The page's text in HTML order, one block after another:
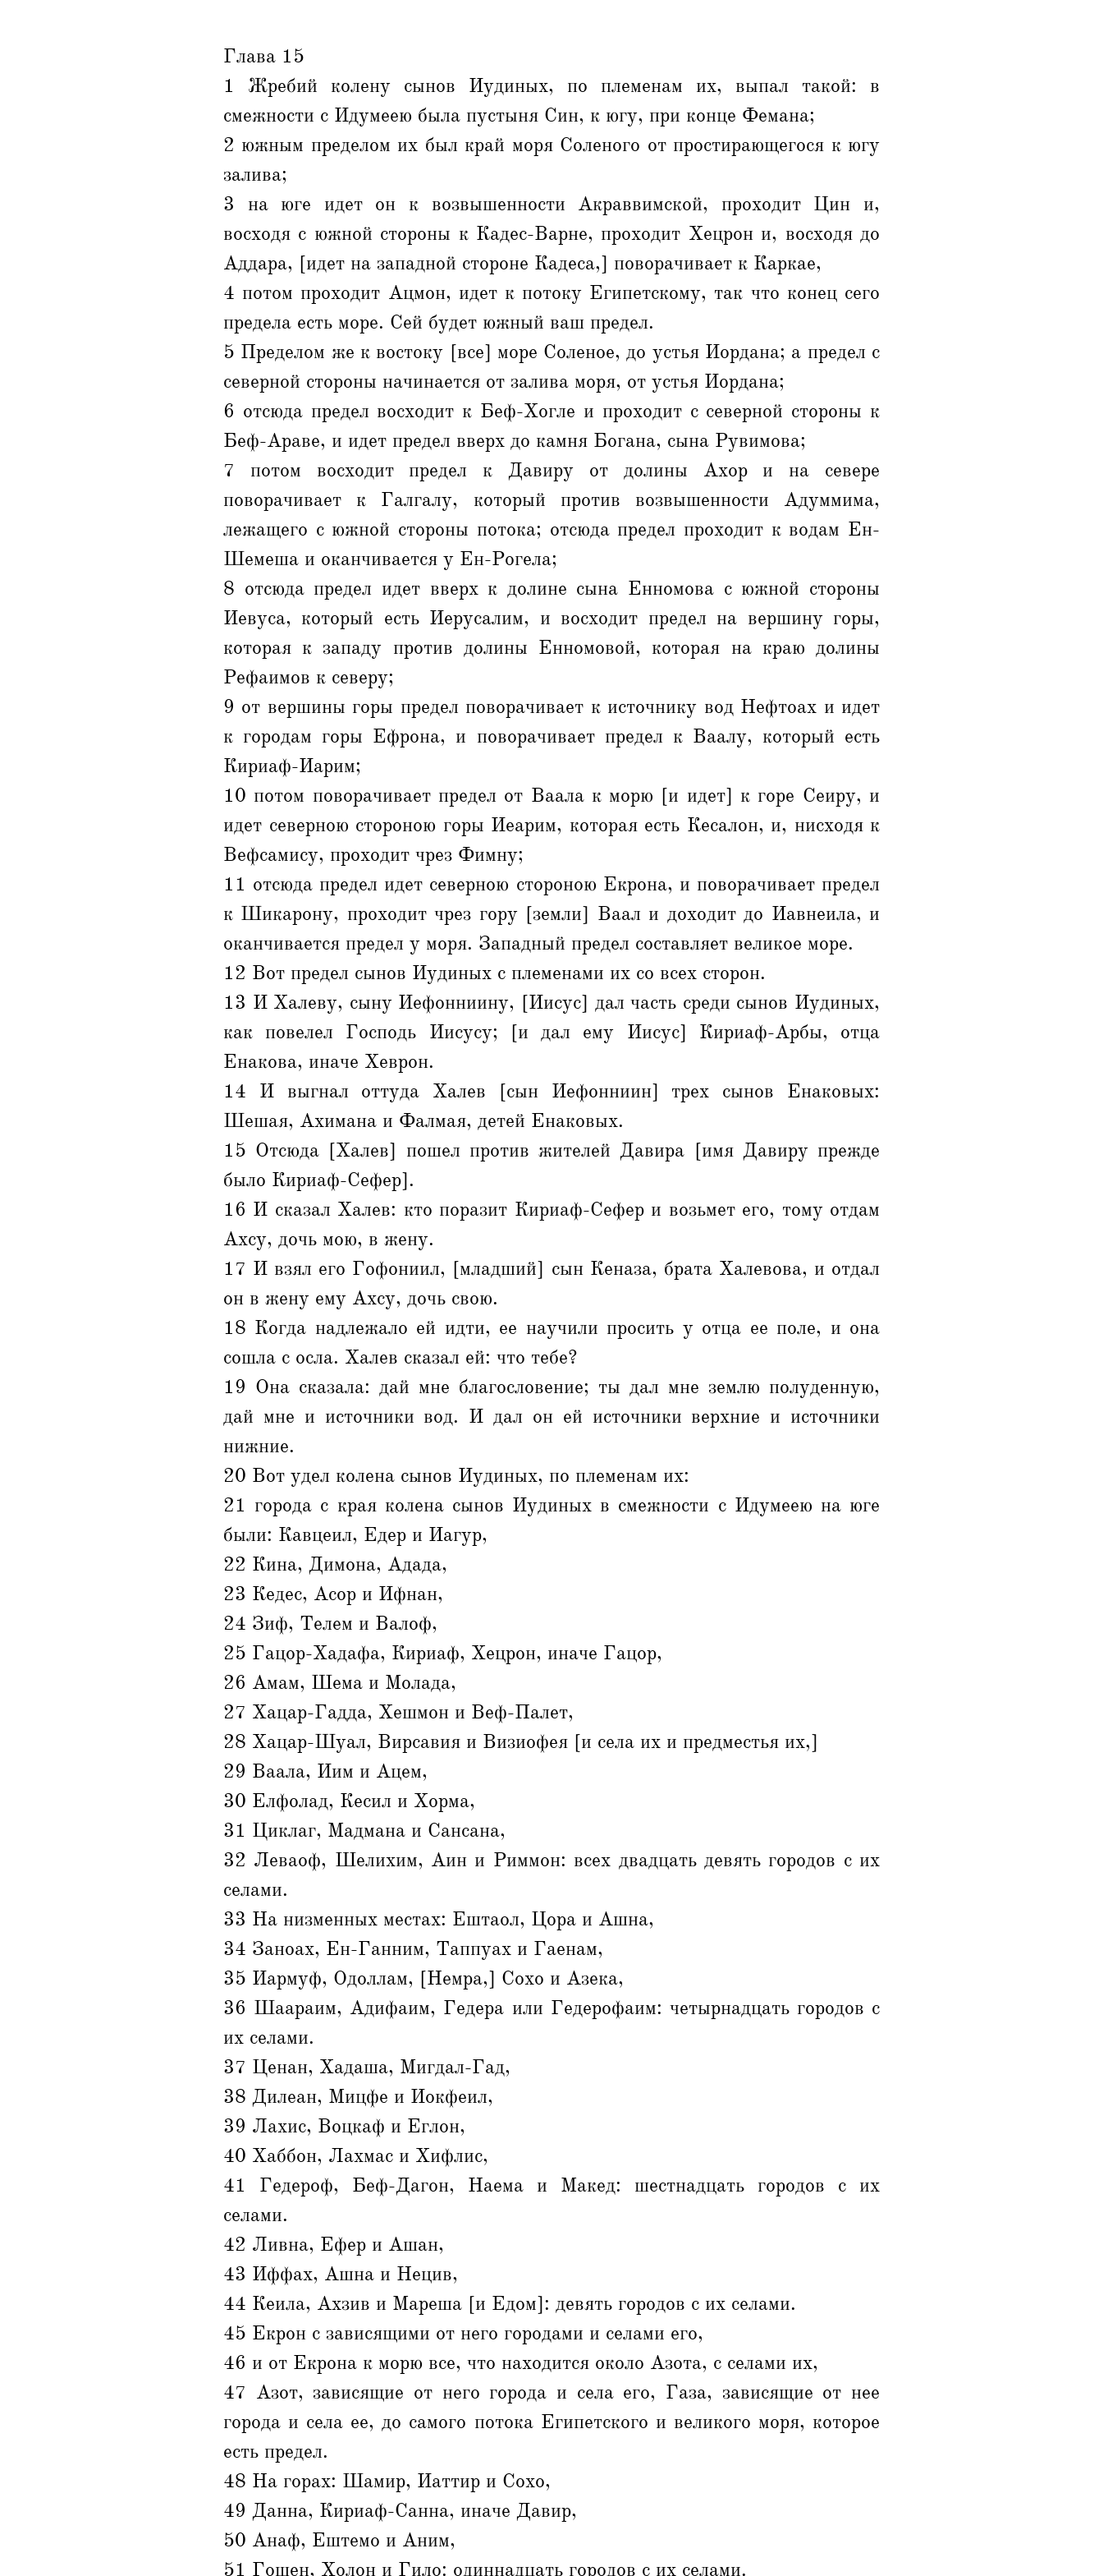
Глава 15
1 Жребий колену сынов Иудиных, по племенам их, выпал такой: в
смежности с Идумеею была пустыня Син, к югу, при конце Фемана;
2 южным пределом их был край моря Соленого от простирающегося к югу
залива;
3 на юге идет он к возвышенности Акраввимской, проходит Цин и,
восходя с южной стороны к Кадес-Варне, проходит Хецрон и, восходя до
Аддара, [идет на западной стороне Кадеса,] поворачивает к Каркае,
4 потом проходит Ацмон, идет к потоку Египетскому, так что конец сего
предела есть море. Сей будет южный ваш предел.
5 Пределом же к востоку [все] море Соленое, до устья Иордана; а предел с
северной стороны начинается от залива моря, от устья Иордана;
6 отсюда предел восходит к Беф-Хогле и проходит с северной стороны к
Беф-Араве, и идет предел вверх до камня Богана, сына Рувимова;
7 потом восходит предел к Давиру от долины Ахор и на севере
поворачивает к Галгалу, который против возвышенности Адуммима,
лежащего с южной стороны потока; отсюда предел проходит к водам Ен-
Шемеша и оканчивается у Ен-Рогела;
8 отсюда предел идет вверх к долине сына Енномова с южной стороны
Иевуса, который есть Иерусалим, и восходит предел на вершину горы,
которая к западу против долины Енномовой, которая на краю долины
Рефаимов к северу;
9 от вершины горы предел поворачивает к источнику вод Нефтоах и идет
к городам горы Ефрона, и поворачивает предел к Ваалу, который есть
Кириаф-Иарим;
10 потом поворачивает предел от Ваала к морю [и идет] к горе Сеиру, и
идет северною стороною горы Иеарим, которая есть Кесалон, и, нисходя к
Вефсамису, проходит чрез Фимну;
11 отсюда предел идет северною стороною Екрона, и поворачивает предел
к Шикарону, проходит чрез гору [земли] Ваал и доходит до Иавнеила, и
оканчивается предел у моря. Западный предел составляет великое море.
12 Вот предел сынов Иудиных с племенами их со всех сторон.
13 И Халеву, сыну Иефонниину, [Иисус] дал часть среди сынов Иудиных,
как повелел Господь Иисусу; [и дал ему Иисус] Кириаф-Арбы, отца
Енакова, иначе Хеврон.
14 И выгнал оттуда Халев [сын Иефонниин] трех сынов Енаковых:
Шешая, Ахимана и Фалмая, детей Енаковых.
15 Отсюда [Халев] пошел против жителей Давира [имя Давиру прежде
было Кириаф-Сефер].
16 И сказал Халев: кто поразит Кириаф-Сефер и возьмет его, тому отдам
Ахсу, дочь мою, в жену.
17 И взял его Гофониил, [младший] сын Кеназа, брата Халевова, и отдал
он в жену ему Ахсу, дочь свою.
18 Когда надлежало ей идти, ее научили просить у отца ее поле, и она
сошла с осла. Халев сказал ей: что тебе?
19 Она сказала: дай мне благословение; ты дал мне землю полуденную,
дай мне и источники вод. И дал он ей источники верхние и источники
нижние.
20 Вот удел колена сынов Иудиных, по племенам их:
21 города с края колена сынов Иудиных в смежности с Идумеею на юге
были: Кавцеил, Едер и Иагур,
22 Кина, Димона, Адада,
23 Кедес, Асор и Ифнан,
24 Зиф, Телем и Валоф,
25 Гацор-Хадафа, Кириаф, Хецрон, иначе Гацор,
26 Амам, Шема и Молада,
27 Хацар-Гадда, Хешмон и Веф-Палет,
28 Хацар-Шуал, Вирсавия и Визиофея [и села их и предместья их,]
29 Ваала, Иим и Ацем,
30 Елфолад, Кесил и Хорма,
31 Циклаг, Мадмана и Сансана,
32 Леваоф, Шелихим, Аин и Риммон: всех двадцать девять городов с их
селами.
33 На низменных местах: Ештаол, Цора и Ашна,
34 Заноах, Ен-Ганним, Таппуах и Гаенам,
35 Иармуф, Одоллам, [Немра,] Сохо и Азека,
36 Шаараим, Адифаим, Гедера или Гедерофаим: четырнадцать городов с
их селами.
37 Ценан, Хадаша, Мигдал-Гад,
38 Дилеан, Мицфе и Иокфеил,
39 Лахис, Воцкаф и Еглон,
40 Хаббон, Лахмас и Хифлис,
41 Гедероф, Беф-Дагон, Наема и Макед: шестнадцать городов с их
селами.
42 Ливна, Ефер и Ашан,
43 Иффах, Ашна и Нецив,
44 Кеила, Ахзив и Мареша [и Едом]: девять городов с их селами.
45 Екрон с зависящими от него городами и селами его,
46 и от Екрона к морю все, что находится около Азота, с селами их,
47 Азот, зависящие от него города и села его, Газа, зависящие от нее
города и села ее, до самого потока Египетского и великого моря, которое
есть предел.
48 На горах: Шамир, Иаттир и Сохо,
49 Данна, Кириаф-Санна, иначе Давир,
50 Анаф, Ештемо и Аним,
51 Гошен, Холон и Гило: одиннадцать городов с их селами.